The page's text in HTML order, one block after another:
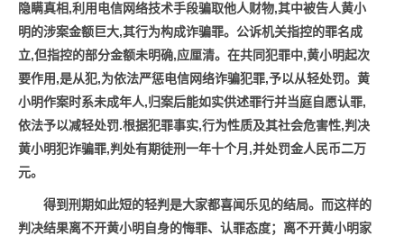
隐瞒真相,利用电信网络技术手段骗取他人财物,其中被告人黄小
明的涉案金额巨大,其行为构成诈骗罪。 公诉机关指控的罪名成
立,但指控的部分金额未明确,应厘清。在共同犯罪中,黄小明起次
要作用,是从犯,为依法严惩电信网络诈骗犯罪,予以从轻处罚。 黄
小明作案时系未成年人,归案后能如实供述罪行并当庭自愿认罪,
依法予以减轻处罚.根据犯罪事实,行为性质及其社会危害性,判决
黄小明犯诈骗罪,判处有期徒刑一年十个月,并处罚金人民币二万
元。
得到刑期如此短的轻判是大家都喜闻乐见的结局。而这样的
判决结果离不开黄小明自身的悔罪、认罪态度；离不开黄小明家